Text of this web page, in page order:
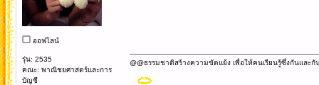
ออฟไลน์
รุ่น: 2535
คณะ: พาณิชยศาสตร์และการ
บัญชี
@@ธรรมชาติสร้างความขัดแย้ง เพื่อให้คนเรียนรู้ซึ่งกันและกั